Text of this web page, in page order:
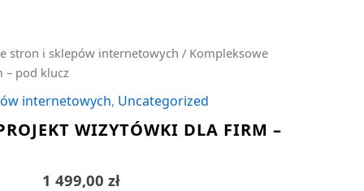
stron i sklepów internetowych / Kompleksowe
pod klucz
internetowych, Uncategorized
WIZYTÓWKI DLA FIRM –
1 499,00 zł